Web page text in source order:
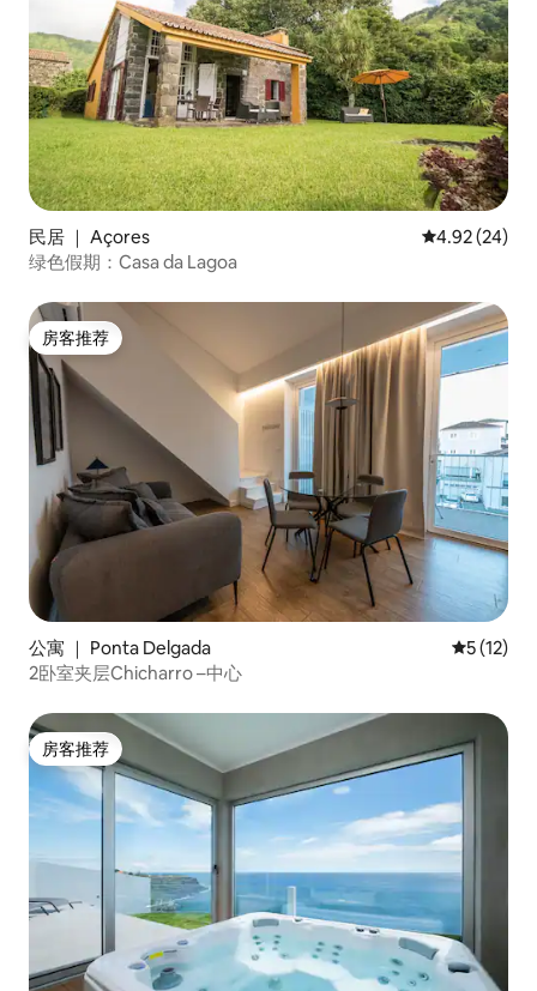
民居 ｜ Açores 平均评分
4.92 (24)
绿色假期：Casa da Lagoa
房客推荐
房客推荐
公寓 ｜ Ponta Delgada 平均评分
5 (12)
2卧室夹层Chicharro –中心
房客推荐
房客推荐